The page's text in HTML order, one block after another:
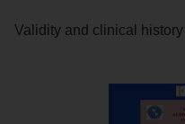
Validity and clinical